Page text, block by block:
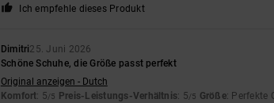
Ich empfehle dieses Produkt
Dimitri25. Juni 2026
Schöne Schuhe, die Größe passt perfekt
Original anzeigen - Dutch
Komfort: 5/5 Preis-Leistungs-Verhältnis: 5/5 Größe: Perfekte